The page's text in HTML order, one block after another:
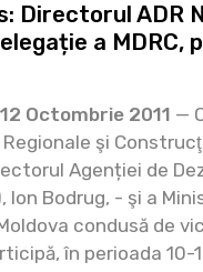
Directorul ADR
a MDRC,
Octombrie 2011 —
şi
Agenției de
Ion Bodrug, - şi a
condusă de
în perioada 10-